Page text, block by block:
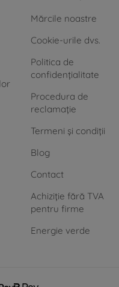
Mărcile noastre
Cookie-urile dvs.
Politica de
confidențialitate
Procedura de
reclamație
Termeni și condiții
Blog
Contact
Achiziție fără TVA
pentru firme
Energie verde